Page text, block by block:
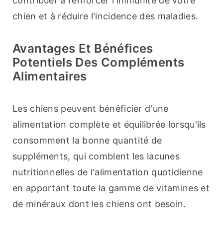
chien et à réduire l'incidence des maladies.
Avantages Et Bénéfices
Potentiels Des Compléments
Alimentaires
Les chiens peuvent bénéficier d'une
alimentation complète et équilibrée lorsqu'ils
consomment la bonne quantité de
suppléments, qui comblent les lacunes
nutritionnelles de l'alimentation quotidienne
en apportant toute la gamme de vitamines et
de minéraux dont les chiens ont besoin.